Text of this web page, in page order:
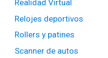
Realidad Virtual
Relojes deportivos
Rollers y patines
Scanner de autos